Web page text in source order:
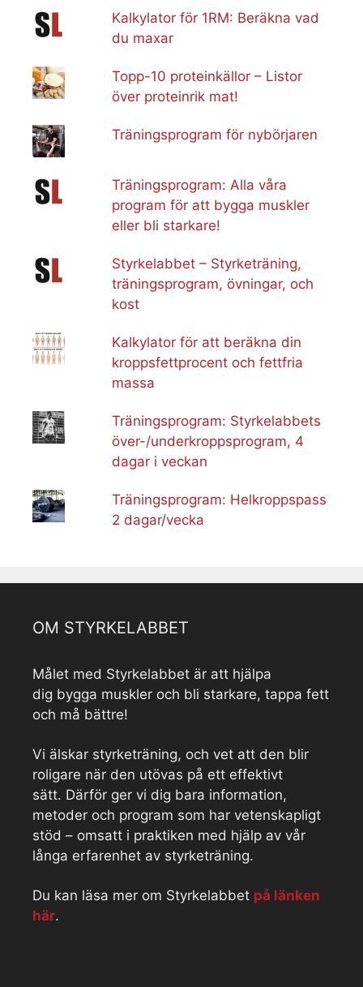
Kalkylator för 1RM: Beräkna vad
du maxar
Topp-10 proteinkällor – Listor
över proteinrik mat!
Träningsprogram för nybörjaren
Träningsprogram: Alla våra
program för att bygga muskler
eller bli starkare!
Styrkelabbet – Styrketräning,
träningsprogram, övningar, och
kost
Kalkylator för att beräkna din
kroppsfettprocent och fettfria
massa
Träningsprogram: Styrkelabbets
över-/underkroppsprogram, 4
dagar i veckan
Träningsprogram: Helkroppspass
2 dagar/vecka
OM STYRKELABBET
Målet med Styrkelabbet är att hjälpa
dig bygga muskler och bli starkare, tappa fett
och må bättre!
Vi älskar styrketräning, och vet att den blir
roligare när den utövas på ett effektivt
sätt. Därför ger vi dig bara information,
metoder och program som har vetenskapligt
stöd – omsatt i praktiken med hjälp av vår
långa erfarenhet av styrketräning.
Du kan läsa mer om Styrkelabbet på länken
här.